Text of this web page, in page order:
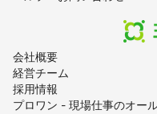
会社概要
経営チーム
採用情報
プロワン - 現場仕事のオー